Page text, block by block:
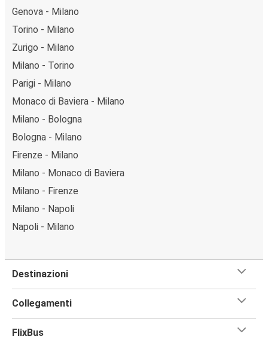
Genova - Milano
Torino - Milano
Zurigo - Milano
Milano - Torino
Parigi - Milano
Monaco di Baviera - Milano
Milano - Bologna
Bologna - Milano
Firenze - Milano
Milano - Monaco di Baviera
Milano - Firenze
Milano - Napoli
Napoli - Milano
Destinazioni
Collegamenti
FlixBus